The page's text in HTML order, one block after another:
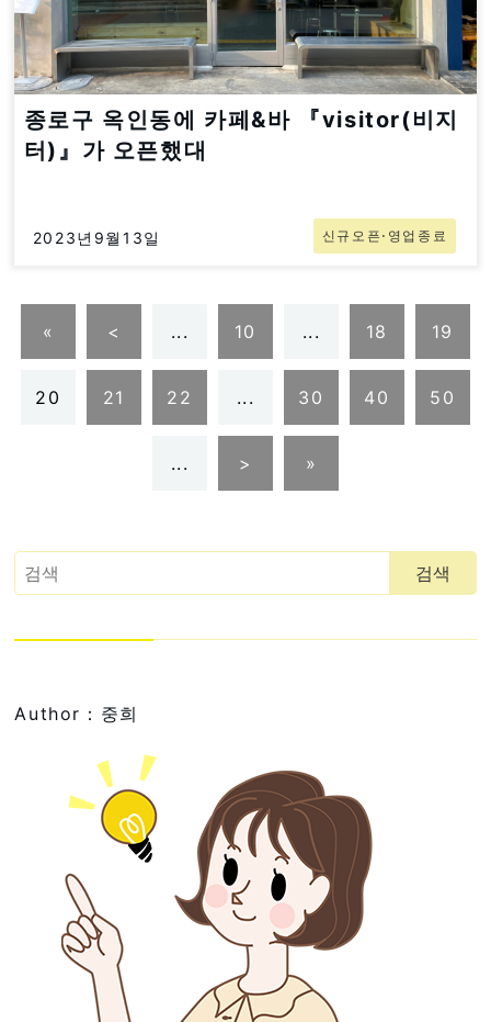
종로구 옥인동에 카페&바 『visitor(비지
터)』가 오픈했대
2023년9월13일 신규오픈⋅영업종료
« < ... 10 ... 18 19
20 21 22 ... 30 40 50
... > »
Author：중희